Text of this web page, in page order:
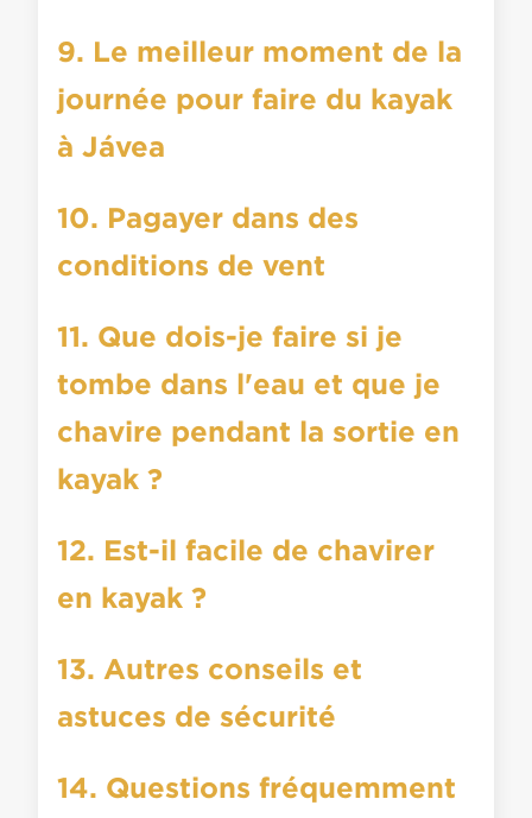
9. Le meilleur moment de la
journée pour faire du kayak
à Jávea
10. Pagayer dans des
conditions de vent
11. Que dois-je faire si je
tombe dans l'eau et que je
chavire pendant la sortie en
kayak ?
12. Est-il facile de chavirer
en kayak ?
13. Autres conseils et
astuces de sécurité
14. Questions fréquemment